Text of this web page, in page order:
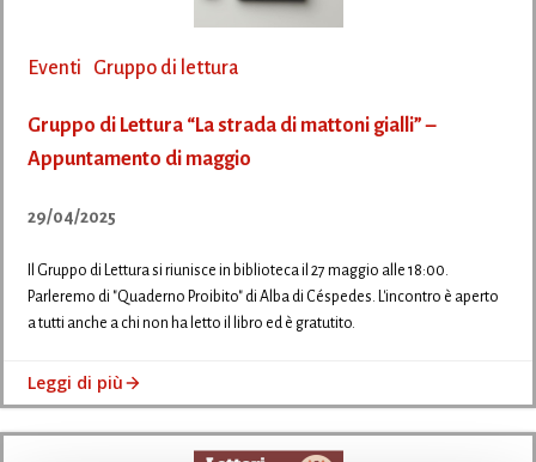
Eventi Gruppo di lettura
Gruppo di Lettura “La strada di mattoni gialli” –
Appuntamento di maggio
29/04/2025
Il Gruppo di Lettura si riunisce in biblioteca il 27 maggio alle 18:00.
Parleremo di "Quaderno Proibito" di Alba di Céspedes. L'incontro è aperto
a tutti anche a chi non ha letto il libro ed è gratutito.
Leggi di più